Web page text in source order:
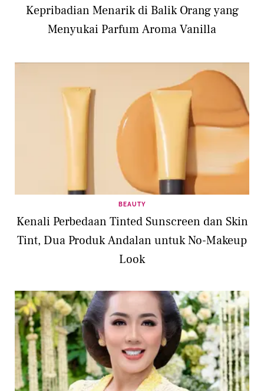
Kepribadian Menarik di Balik Orang yang
Menyukai Parfum Aroma Vanilla
BEAUTY
Kenali Perbedaan Tinted Sunscreen dan Skin
Tint, Dua Produk Andalan untuk No-Makeup
Look